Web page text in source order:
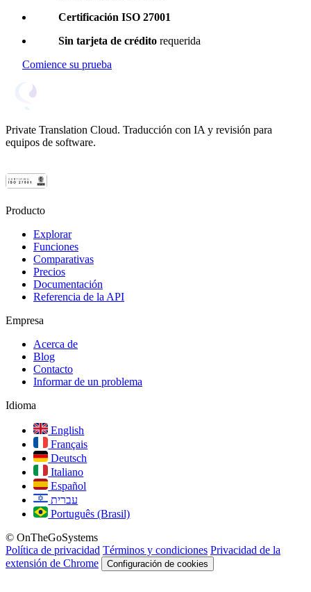
Certificación ISO 27001
Sin tarjeta de crédito requerida
Comience su prueba
Private Translation Cloud. Traducción con IA y revisión para
equipos de software.
Producto
Explorar
Funciones
Comparativas
Precios
Documentación
Referencia de la API
Empresa
Acerca de
Blog
Contacto
Informar de un problema
Idioma
English
Français
Deutsch
Italiano
Español
עברית
Português (Brasil)
© OnTheGoSystems
Política de privacidad Términos y condiciones Privacidad de la
extensión de Chrome
Configuración de cookies